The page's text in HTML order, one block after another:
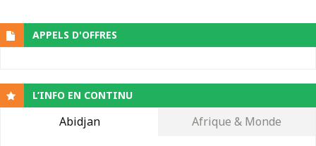
APPELS D'OFFRES
L’INFO EN CONTINU
Abidjan Afrique & Monde